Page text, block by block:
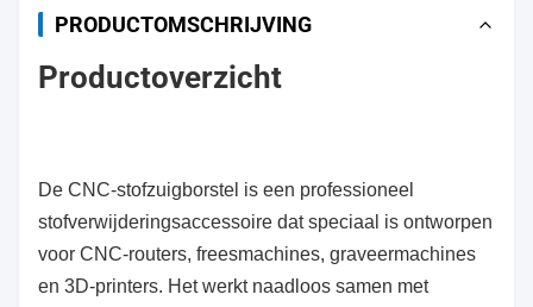
PRODUCTOMSCHRIJVING
Productoverzicht
De CNC-stofzuigborstel is een professioneel
stofverwijderingsaccessoire dat speciaal is ontworpen
voor CNC-routers, freesmachines, graveermachines
en 3D-printers. Het werkt naadloos samen met